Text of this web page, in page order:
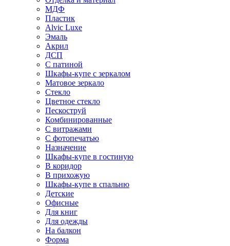
МДФ
Пластик
Alvic Luxe
Эмаль
Акрил
ДСП
С патиной
Шкафы-купе с зеркалом
Матовое зеркало
Стекло
Цветное стекло
Пескоструй
Комбинированные
С витражами
С фотопечатью
Назначение
Шкафы-купе в гостиную
В коридор
В прихожую
Шкафы-купе в спальню
Детские
Офисные
Для книг
Для одежды
На балкон
Форма